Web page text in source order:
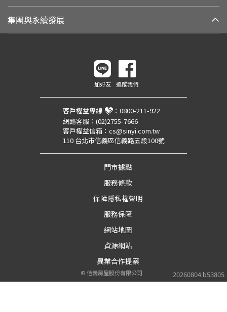
集團與永續發展
20260804.b53805
加好友 追蹤我們
客戶權益專線 ： 0800-211-922
網路客服： (02)2755-7666
客戶權益信箱： cs@sinyi.com.tw
110 台北市信義區信義路五段100號
門市據點
服務條款
保障隱私權聲明
服務保障
網站地圖
資源網站
異業合作提案
©信義房屋股份有限公司